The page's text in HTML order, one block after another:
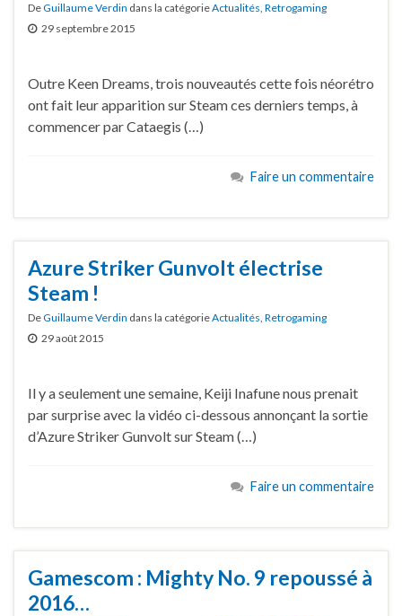
DeGuillaume Verdin dans la catégorieActualités, Retrogaming
29 septembre 2015
Outre Keen Dreams, trois nouveautés cette fois néorétro
ont fait leur apparition sur Steam ces derniers temps, à
commencer par Cataegis (…)
Faire un commentaire
Azure Striker Gunvolt électrise
Steam !
DeGuillaume Verdin dans la catégorieActualités Retrogaming
29 août 2015
Il y a seulement une semaine, Keiji Inafune nous prenait
par surprise avec la vidéo ci-dessous annonçant la sortie
d’Azure Striker Gunvolt sur Steam (…)
Faire un commentaire
Gamescom : Mighty No. 9 repoussé à
2016…